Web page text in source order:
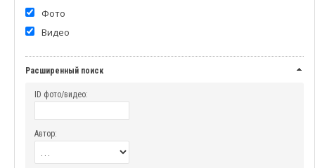
Фото
Видео
Расширенный поиск
ID фото/видео:
Автор: